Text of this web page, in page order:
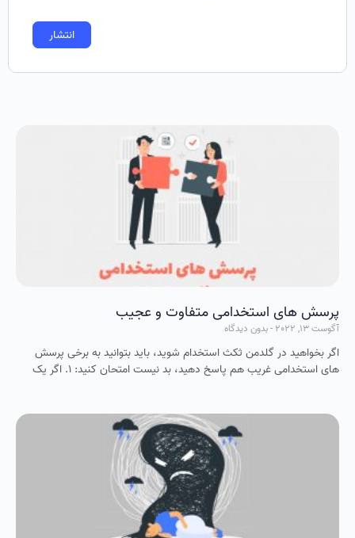
پرسش های استخدامی متفاوت و عجیب
آگوست 13, 2022 بدون دیدگاه
اگر بخواهید در گلدمن ثکث استخدام شوید، باید بتوانید به برخی پرسش
های استخدامی غریب هم پاسخ دهید، بد نیست امتحان کنید: 1. اگر یک